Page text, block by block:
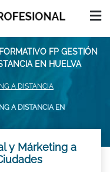
FP GESTIÓN
EN HUELVA
A DISTANCIA
A DISTANCIA EN
y Márketing a